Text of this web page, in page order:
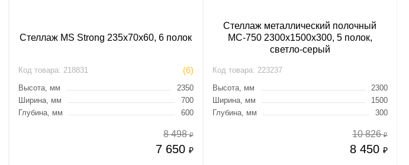
Стеллаж MS Strong 235х70х60, 6 полок
Код товара: 218831 (6)
Высота, мм
2350
Ширина, мм
700
Глубина, мм
600
7 650 ₽
8 498₽
Стеллаж металлический полочный
МС-750 2300х1500х300, 5 полок,
светло-серый
Код товара: 223237
Высота, мм
2300
Ширина, мм
1500
Глубина, мм
300
8 450 ₽
10 826₽